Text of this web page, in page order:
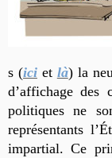
s (iciet là) la
d’affichage des
politiques ne
représentants
impartial. Ce